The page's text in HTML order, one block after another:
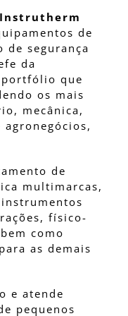
Instrutherm
de
de segurança
da
portfólio que
os mais
mecânica,
de
multimarcas,
físico-
como
as demais
e atende
pequenos